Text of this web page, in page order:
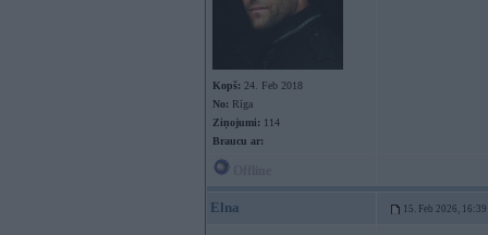
Kopš: 24. Feb 2018
No: Rīga
Ziņojumi: 114
Braucu ar:
Elna 15. Feb 2026, 16:39